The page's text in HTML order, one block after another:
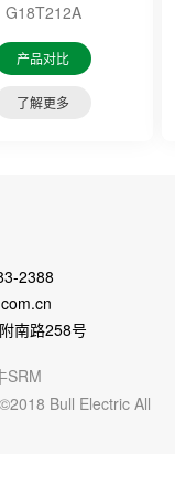
G18T212A
产品对比
了解更多
2388
南路258号
SRM
©2018 Bull Electric All